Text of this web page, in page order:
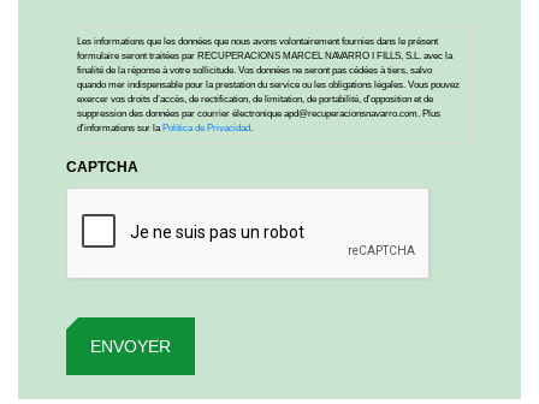
Les informations que les données que nous avons volontairement fournies dans le présent
formulaire seront traitées par RECUPERACIONS MARCEL NAVARRO I FILLS, S.L. avec la
finalité de la réponse à votre sollicitude. Vos données ne seront pas cédées à tiers, salvo
quando mer indispensable pour la prestation du service ou les obligations légales. Vous pouvez
exercer vos droits d’accès, de rectification, de limitation, de portabilité, d’opposition et de
suppression des données par courrier électronique apd@recuperacionsnavarro.com. Plus
d'informations sur la Política de Privacidad
CAPTCHA